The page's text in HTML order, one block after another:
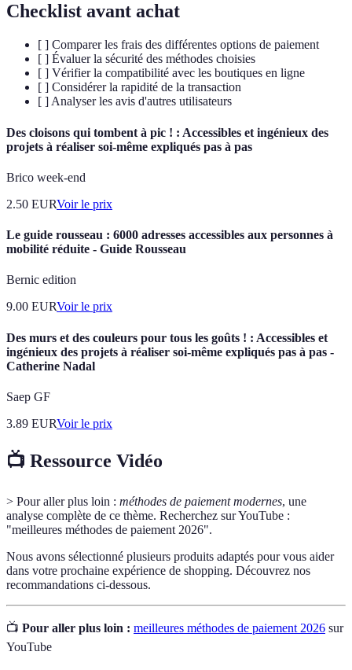
Checklist avant achat
[ ] Comparer les frais des différentes options de paiement
[ ] Évaluer la sécurité des méthodes choisies
[ ] Vérifier la compatibilité avec les boutiques en ligne
[ ] Considérer la rapidité de la transaction
[ ] Analyser les avis d'autres utilisateurs
Des cloisons qui tombent à pic ! : Accessibles et ingénieux des
projets à réaliser soi-même expliqués pas à pas
Brico week-end
2.50 EURVoir le prix
Le guide rousseau : 6000 adresses accessibles aux personnes à
mobilité réduite - Guide Rousseau
Bernic edition
9.00 EURVoir le prix
Des murs et des couleurs pour tous les goûts ! : Accessibles et
ingénieux des projets à réaliser soi-même expliqués pas à pas -
Catherine Nadal
Saep GF
3.89 EURVoir le prix
📺 Ressource Vidéo
> Pour aller plus loin : méthodes de paiement modernes, une
analyse complète de ce thème. Recherchez sur YouTube :
"meilleures méthodes de paiement 2026".
Nous avons sélectionné plusieurs produits adaptés pour vous aider
dans votre prochaine expérience de shopping. Découvrez nos
recommandations ci-dessous.
📺 Pour aller plus loin : meilleures méthodes de paiement 2026 sur
YouTube